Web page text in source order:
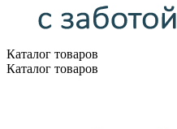
Каталог товаров
Каталог товаров